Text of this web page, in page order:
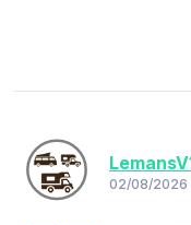
02/08/2026